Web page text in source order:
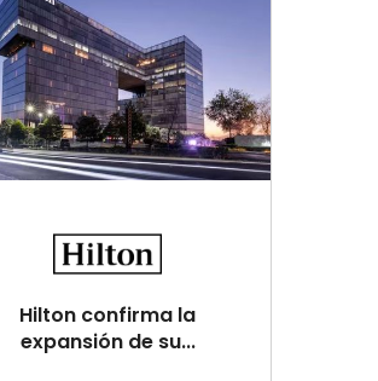
Hilton confirma la
expansión de su...